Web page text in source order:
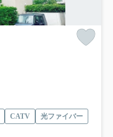
CATV
光ファイバー